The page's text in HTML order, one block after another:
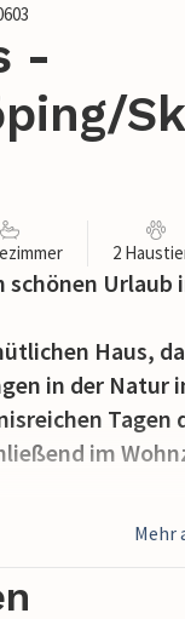
-
2
schönen
Haus,
in der Natur
im
die Sonne
finden
Mehr